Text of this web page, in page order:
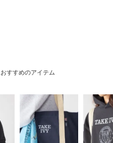
すすめのアイテム